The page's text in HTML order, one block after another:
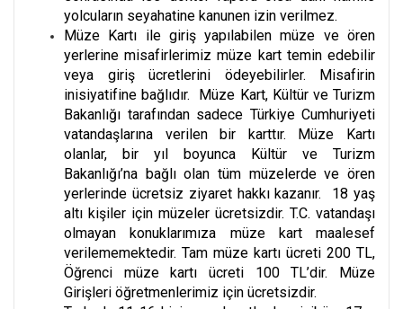
yolcuların seyahatine kanunen izin verilmez.
Müze Kartı ile giriş yapılabilen müze ve ören
yerlerine misafirlerimiz müze kart temin edebilir
veya giriş ücretlerini ödeyebilirler. Misafirin
inisiyatifine bağlıdır. Müze Kart, Kültür ve Turizm
Bakanlığı tarafından sadece Türkiye Cumhuriyeti
vatandaşlarına verilen bir karttır. Müze Kartı
olanlar, bir yıl boyunca Kültür ve Turizm
Bakanlığı’na bağlı olan tüm müzelerde ve ören
yerlerinde ücretsiz ziyaret hakkı kazanır. 18 yaş
altı kişiler için müzeler ücretsizdir. T.C. vatandaşı
olmayan konuklarımıza müze kart maalesef
verilememektedir. Tam müze kartı ücreti 200 TL,
Öğrenci müze kartı ücreti 100 TL’dir. Müze
Girişleri öğretmenlerimiz için ücretsizdir.